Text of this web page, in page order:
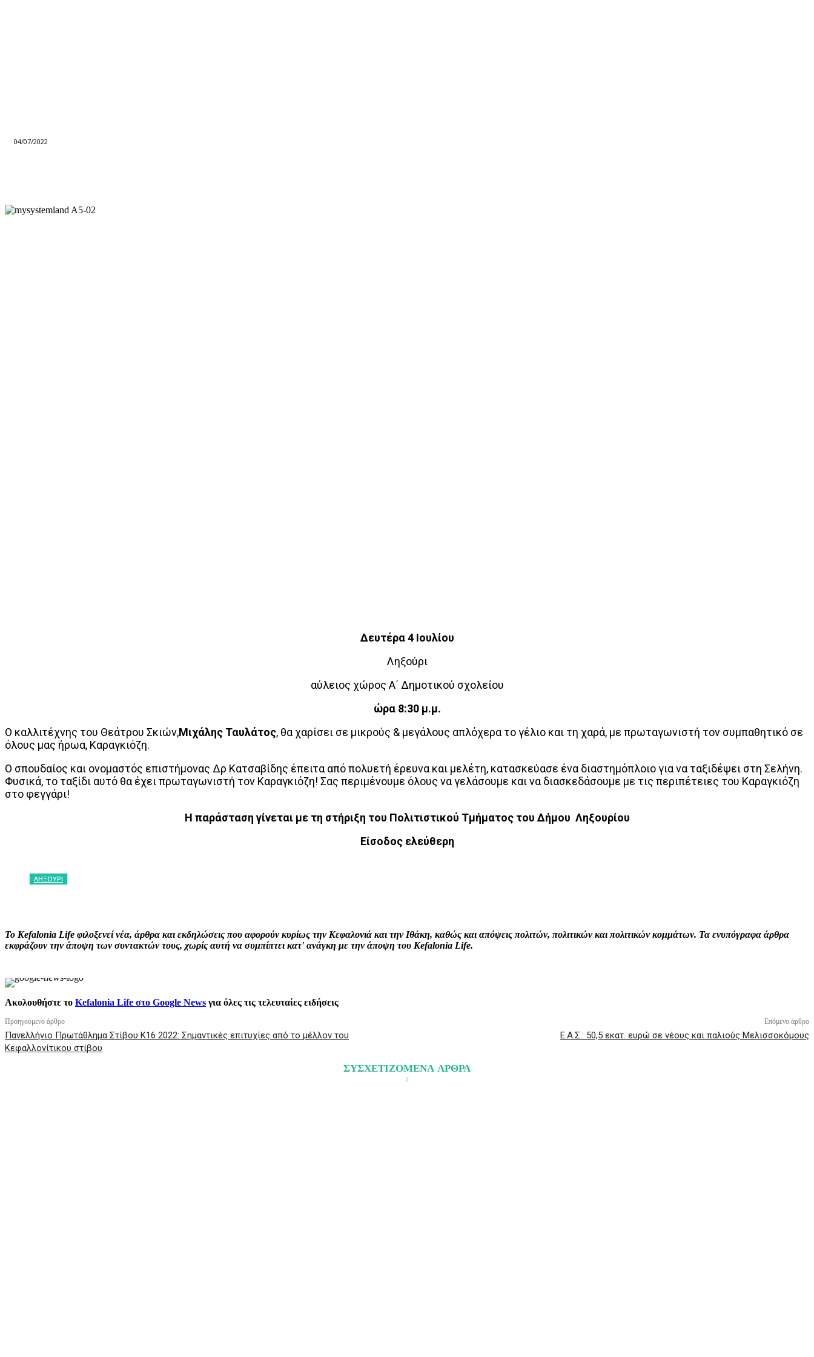
04/07/2022
Δευτέρα 4 Ιουλίου
Ληξούρι
αύλειος χώρος Α΄ Δημοτικού σχολείου
ώρα 8:30 μ.μ.
Ο καλλιτέχνης του Θεάτρου Σκιών,Μιχάλης Ταυλάτος, θα χαρίσει σε μικρούς & μεγάλους απλόχερα το γέλιο και τη χαρά, με πρωταγωνιστή τον συμπαθητικό σε
όλους μας ήρωα, Καραγκιόζη.
Ο σπουδαίος και ονομαστός επιστήμονας Δρ Κατσαβίδης έπειτα από πολυετή έρευνα και μελέτη, κατασκεύασε ένα διαστημόπλοιο για να ταξιδέψει στη Σελήνη.
Φυσικά, το ταξίδι αυτό θα έχει πρωταγωνιστή τον Καραγκιόζη! Σας περιμένουμε όλους να γελάσουμε και να διασκεδάσουμε με τις περιπέτειες του Καραγκιόζη
στο φεγγάρι!
Η παράσταση γίνεται με τη στήριξη του Πολιτιστικού Τμήματος του Δήμου Ληξουρίου
Είσοδος ελεύθερη
ΛΗΞΟΥΡΙ
Το Kefalonia Life φιλοξενεί νέα, άρθρα και εκδηλώσεις που αφορούν κυρίως την Κεφαλονιά και την Ιθάκη, καθώς και απόψεις πολιτών, πολιτικών και πολιτικών κομμάτων. Τα ενυπόγραφα άρθρα
εκφράζουν την άποψη των συντακτών τους, χωρίς αυτή να συμπίπτει κατ' ανάγκη με την άποψη του Kefalonia Life.
Ακολουθήστε το Kefalonia Life στο Google News για όλες τις τελευταίες ειδήσεις
Προηγούμενο άρθρο
Πανελλήνιο Πρωτάθλημα Στίβου Κ16 2022: Σημαντικές επιτυχίες από το μέλλον του
Κεφαλλονίτικου στίβου
Επόμενο άρθρο
Ε.Α.Σ.: 50,5 εκατ. ευρώ σε νέους και παλιούς Μελισσοκόμους
ΣΥΣΧΕΤΙΖΟΜΕΝΑ ΑΡΘΡΑ